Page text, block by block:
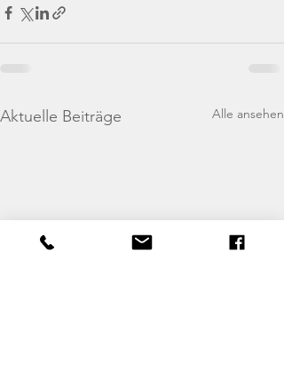
Aktuelle Beiträge Alle ansehen